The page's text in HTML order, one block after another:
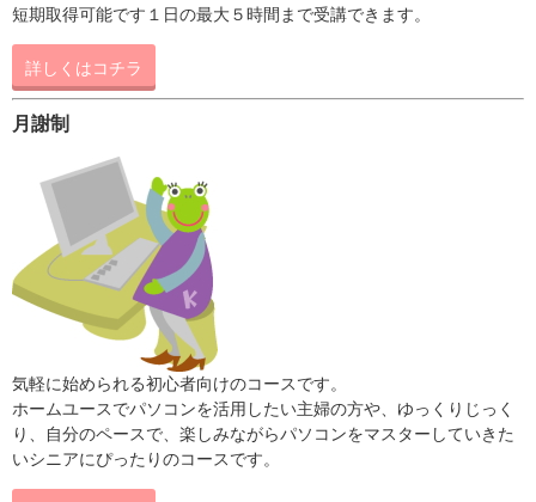
短期取得可能です１日の最大５時間まで受講できます。
詳しくはコチラ
月謝制
気軽に始められる初心者向けのコースです。
ホームユースでパソコンを活用したい主婦の方や、ゆっくりじっく
り、自分のペースで、楽しみながらパソコンをマスターしていきた
いシニアにぴったりのコースです。